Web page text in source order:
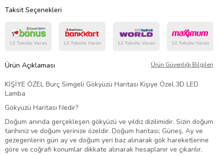
Taksit Seçenekleri
Ürün Açıklaması Ürün Güvenliği Bilgileri
KİŞİYE ÖZEL Burç Simgeli Gökyüzü Haritası Kişiye Özel 3D LED
Lamba
Gökyüzü Haritası Nedir?
Doğum anında gerçekleşen gökyüzü ve yıldız dizilimidir. Sizin doğum
tarihiniz ve doğum yerinize özeldir. Doğum haritası; Güneş, Ay ve
gezegenlerin gün ay ve doğum yeri baz alınarak gök hareketlerine
göre ve coğrafi konumlar dikkate alınarak hesaplanır ve çıkarılır.